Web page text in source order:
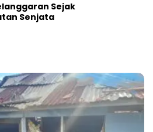
Sejak
Senjata